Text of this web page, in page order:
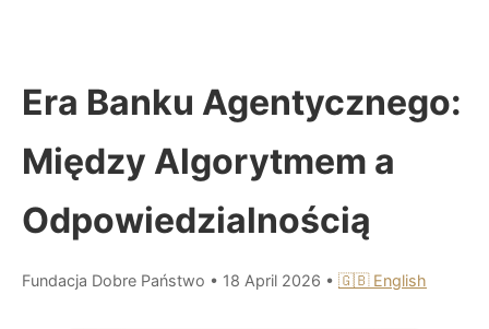
Era Banku Agentycznego:
Między Algorytmem a
Odpowiedzialnością
Fundacja Dobre Państwo • 18 April 2026 • 🇬🇧 English